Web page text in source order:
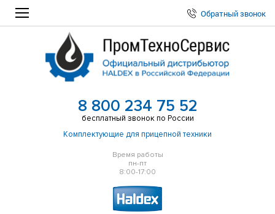
Обратный звонок
8 800 234 75 52
бесплатный звонок по России
Комплектующие для прицепной техники
Время работы
пн-пт
8:00-17:00